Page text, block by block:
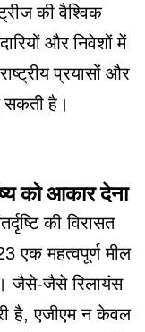
की वैश्विक
और निवेशों में
प्रयासों और
सकती है।
को आकार देना
की विरासत
एक महत्वपूर्ण मील
जैसे-जैसे रिलायंस
है, एजीएम न केवल